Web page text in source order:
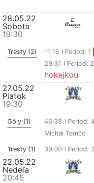
28.05.22
Sobota
19:30
Tresty (2) 11:15 I Period: 1
29:31 I Period: 2
hokejkou
27.05.22
Piatok
19:30
Góly (1) 46:38 I Period:
Michal Tomčo
Tresty (1) 39:00 I Period:
22.05.22
Nedeľa
20:45